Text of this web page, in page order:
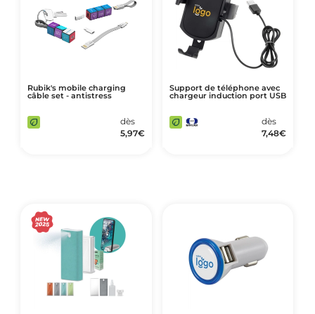
Rubik's mobile charging
câble set - antistress
dès
5,97€
Support de téléphone avec
chargeur induction port USB
dès
7,48€